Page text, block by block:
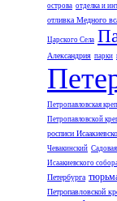
острова отделка и
отливка Медного
Царского Села
Александрия парки
Петропавловская
Петропавловской
росписи
Чевакинский
Исаакиевского
Петербурга
Петропавловской